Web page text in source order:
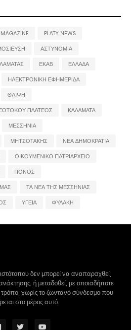
MAGAZINE
PLATY NEWS
ΑΣΤΥΝΟΜΙΑ
ΕΚΑΒ
ΕΛΛΑΔΑ
ΗΛΕΚΤΡΟΝΙΚΗ ΕΦΗΜΕΡΙΔΑ
ΘΛΙΨΗ
ΠΛΑΤΕΟΣ
ΚΑΛΑΜΑΤΑ
ΜΕΣΣΗΝΙΑ
ΜΗΤΣΟΤΑΚΗΣ
ΝΕΑ ΔΗΜΟΚΡΑΤΙΑ
ΟΙΚΟΥΜΕΝΙΚΟ ΠΑΤΡΙΑΡΧΕΙΟ
ΠΟΝΟΣ
ΤΑ ΝΕΑ ΤΗΣ ΜΕΣΣΗΝΙΑΣ
ΥΓΕΙΑ ΦΥΛΑΚΗ
δεν μπορεί να αναπαραχθεί,
ή μεταδοθεί, με οποιαδήποτε
χωρίς το ζωντανό σύνδεσμο που
στο μέρος αυτό.